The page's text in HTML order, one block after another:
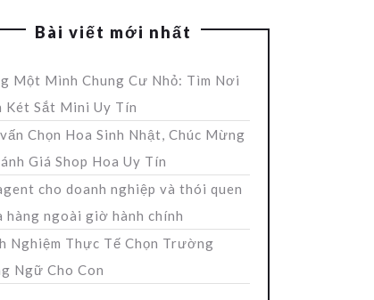
Bài viết mới nhất
Một Mình Chung Cư Nhỏ: Tìm Nơi
Két Sắt Mini Uy Tín
Chọn Hoa Sinh Nhật, Chúc Mừng
Giá Shop Hoa Uy Tín
cho doanh nghiệp và thói quen
hàng ngoài giờ hành chính
Nghiệm Thực Tế Chọn Trường
Ngữ Cho Con